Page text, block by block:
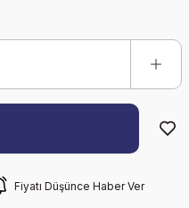
Fiyatı Düşünce Haber Ver